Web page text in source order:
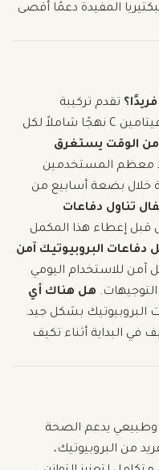
المفيدة دعمًا أقصى
تقدم تركيبة
البروبيوتيك، والألياف البريبايوتيك، وفيتامين C نهجًا شاملاً لكل
الوقت يستغرق
معظم المستخدمين
خلال بضعة أسابيع من
تناول دفاعات
إعطاء هذا المكمل
دفاعات البروبيوتيك آمن
آمن للاستخدام اليومي
هل هناك أي
البروبيوتيك بشكل جيد.
في البداية أثناء تكيف
يدعم الصحة
من البروبيوتيك،